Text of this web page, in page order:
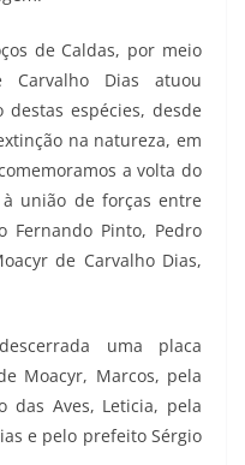
de Caldas, por meio
Dias atuou
espécies, desde
na natureza, em
a volta do
união de forças entre
Fernando Pinto, Pedro
de Carvalho Dias,
uma placa
Moacyr, Marcos, pela
das Aves, Leticia, pela
e pelo prefeito Sérgio